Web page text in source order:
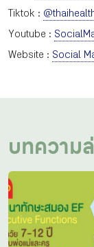
Tiktok :
Youtube :
Website : Social
บทความ